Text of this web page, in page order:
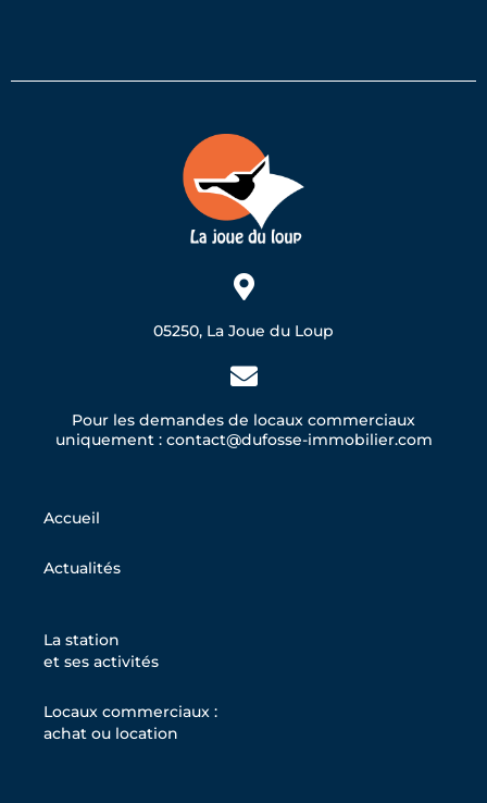
05250, La Joue du Loup
Pour les demandes de locaux commerciaux
uniquement : contact@dufosse-immobilier.com
Accueil
Actualités
La station
et ses activités
Locaux commerciaux :
achat ou location